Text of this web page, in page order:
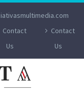
Contact
Us
Contact
Us
A UN MÉDICO